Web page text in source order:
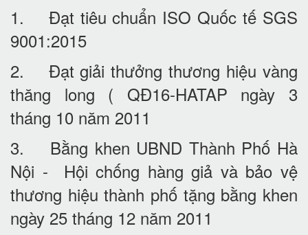
1. Đạt tiêu chuẩn ISO Quốc tế SGS
9001:2015
2. Đạt giải thưởng thương hiệu vàng
thăng long ( QĐ16-HATAP ngày 3
tháng 10 năm 2011
3. Bằng khen UBND Thành Phố Hà
Nội - Hội chống hàng giả và bảo vệ
thương hiệu thành phố tặng bằng khen
ngày 25 tháng 12 năm 2011